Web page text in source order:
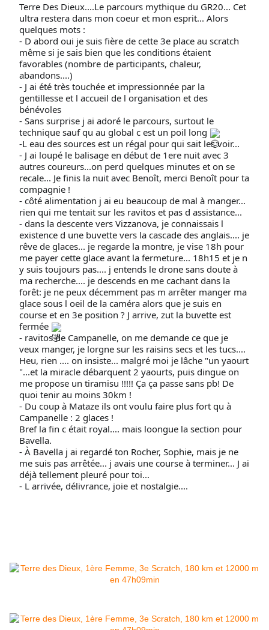
Terre Des Dieux....Le parcours mythique du GR20... Cet
ultra restera dans mon coeur et mon esprit... Alors
quelques mots :
- D abord oui je suis fière de cette 3e place au scratch
même si je sais bien que les conditions étaient
favorables (nombre de participants, chaleur,
abandons....)
- J ai été très touchée et impressionnée par la
gentillesse et l accueil de l organisation et des
bénévoles
- Sans surprise j ai adoré le parcours, surtout le
technique sauf qu au global c est un poil long
-L eau des sources est un régal pour qui sait les voir...
- J ai loupé le balisage en début de 1ere nuit avec 3
autres coureurs...on perd quelques minutes et on se
recale... Je finis la nuit avec Benoît, merci Benoît pour ta
compagnie !
- côté alimentation j ai eu beaucoup de mal à manger...
rien qui me tentait sur les ravitos et pas d assistance...
- dans la descente vers Vizzanova, je connaissais l
existence d une buvette vers la cascade des anglais.... je
rêve de glaces... je regarde la montre, je vise 18h pour
me payer cette glace avant la fermeture... 18h15 et je n
y suis toujours pas.... j entends le drone sans doute à
ma recherche.... je descends en me cachant dans la
forêt: je ne peux décemment pas m arrêter manger ma
glace sous l oeil de la caméra alors que je suis en
course et en 3e position ? J arrive, zut la buvette est
fermée
- ravitos de Campanelle, on me demande ce que je
veux manger, je lorgne sur les raisins secs et les tucs....
Heu, rien .... on insiste... malgré moi je lâche "un yaourt
"...et la miracle débarquent 2 yaourts, puis dingue on
me propose un tiramisu !!!!! Ça ça passe sans pb! De
quoi tenir au moins 30km !
- Du coup à Mataze ils ont voulu faire plus fort qu à
Campanelle : 2 glaces !
Bref la fin c était royal.... mais loongue la section pour
Bavella.
- À Bavella j ai regardé ton Rocher, Sophie, mais je ne
me suis pas arrêtée... j avais une course à terminer... J ai
déjà tellement pleuré pour toi...
- L arrivée, délivrance, joie et nostalgie....